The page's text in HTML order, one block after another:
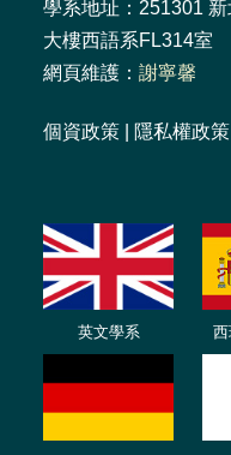
學系地址：251301
大樓西語系FL314室
網頁維護： 謝寧馨
個資政策 隱私權政策
英文學系